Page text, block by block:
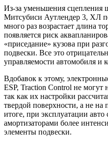
Из-за уменьшения
Митсубиси Аутлендер 3, ХЛ
много раз возрастает длина
появляется риск
«приседание» кузова при
подвески. Все это
управляемости автомобиля и
Вдобавок к этому,
ESP, Traction Control не
так как их настройки
твердой поверхности, а не
итоге, при эксплуатации
амортизаторами более
элементы подвески.